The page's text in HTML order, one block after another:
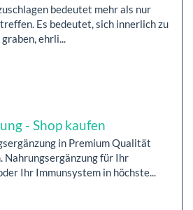
bedeutet mehr als nur
Es bedeutet, sich innerlich zu
ehrli...
- Shop kaufen
in Premium Qualität
Nahrungsergänzung für Ihr
Ihr Immunsystem in höchste...